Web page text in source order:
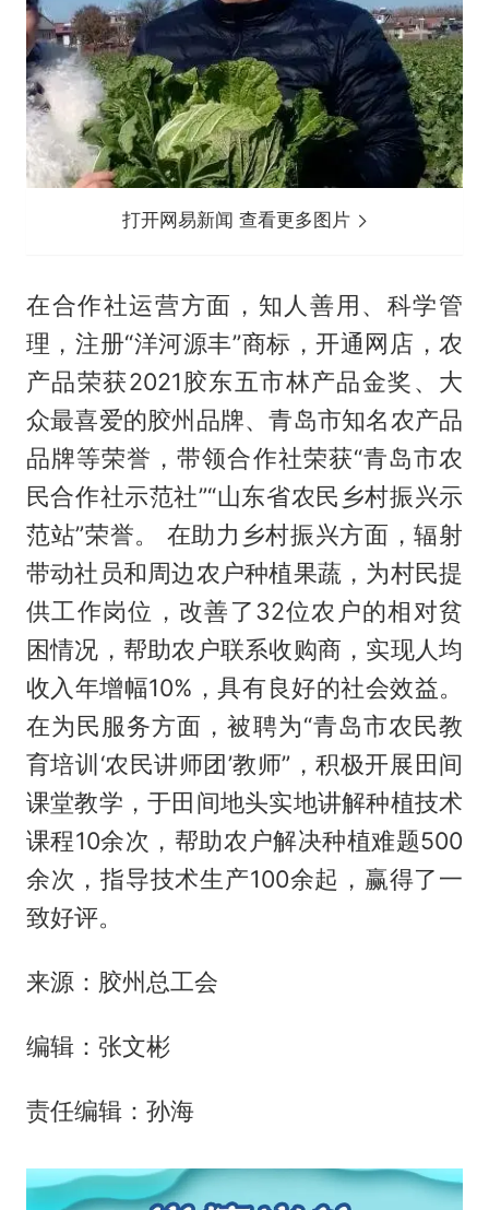
打开网易新闻 查看更多图片
在合作社运营方面，知人善用、科学管
理，注册“洋河源丰”商标，开通网店，农
产品荣获2021胶东五市林产品金奖、大
众最喜爱的胶州品牌、青岛市知名农产品
品牌等荣誉，带领合作社荣获“青岛市农
民合作社示范社”“山东省农民乡村振兴示
范站”荣誉。 在助力乡村振兴方面，辐射
带动社员和周边农户种植果蔬，为村民提
供工作岗位，改善了32位农户的相对贫
困情况，帮助农户联系收购商，实现人均
收入年增幅10%，具有良好的社会效益。
在为民服务方面，被聘为“青岛市农民教
育培训‘农民讲师团’教师”，积极开展田间
课堂教学，于田间地头实地讲解种植技术
课程10余次，帮助农户解决种植难题500
余次，指导技术生产100余起，赢得了一
致好评。
来源：胶州总工会
编辑：张文彬
责任编辑：孙海